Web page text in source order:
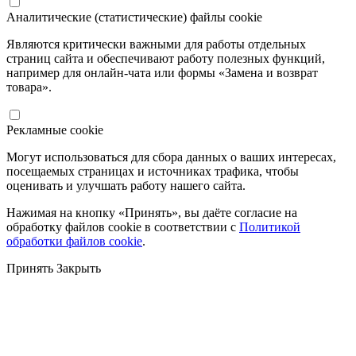
Аналитические (статистические) файлы cookie
Являются критически важными для работы отдельных
страниц сайта и обеспечивают работу полезных функций,
например для онлайн-чата или формы «Замена и возврат
товара».
Рекламные cookie
Могут использоваться для сбора данных о ваших интересах,
посещаемых страницах и источниках трафика, чтобы
оценивать и улучшать работу нашего сайта.
Нажимая на кнопку «Принять», вы даёте согласие на
обработку файлов cookie в соответствии с Политикой
обработки файлов cookie.
Принять Закрыть